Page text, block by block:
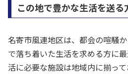
この地で豊かな生活を送る
名寄市風連地区は、都会の喧騒
で落ち着いた生活を求める方に
活に必要な施設は地域内に揃っ